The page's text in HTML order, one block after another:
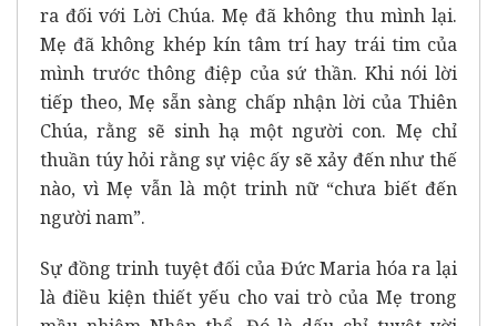
ra đối với Lời Chúa. Mẹ đã không thu mình lại.
Mẹ đã không khép kín tâm trí hay trái tim của
mình trước thông điệp của sứ thần. Khi nói lời
tiếp theo, Mẹ sẵn sàng chấp nhận lời của Thiên
Chúa, rằng sẽ sinh hạ một người con. Mẹ chỉ
thuần túy hỏi rằng sự việc ấy sẽ xảy đến như thế
nào, vì Mẹ vẫn là một trinh nữ “chưa biết đến
người nam”.
Sự đồng trinh tuyệt đối của Đức Maria hóa ra lại
là điều kiện thiết yếu cho vai trò của Mẹ trong